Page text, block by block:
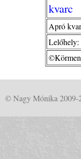
kvarc
Apró
Lelőhely:
© Nagy Mónika 2009-